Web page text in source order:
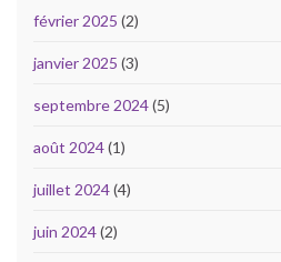
février 2025 (2)
janvier 2025 (3)
septembre 2024(5)
août 2024(1)
juillet 2024(4)
juin 2024(2)